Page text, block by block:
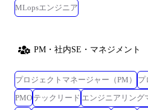
MLopsエンジニア
PM・社内SE・マネジメント
プロジェクトマネージャー（PM）
プ
PMO テックリード エンジニアリング